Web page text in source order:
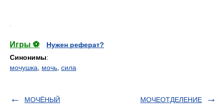
Игры ⚽
Нужен реферат?
Синонимы:
мочушка
мочь сила
МОЧЁНЫЙ МОЧЕОТДЕЛЕНИЕ